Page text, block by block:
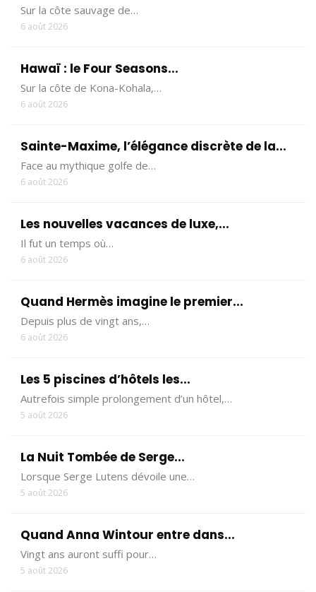
Sur la côte sauvage de…
6 août 2026
Hawaï : le Four Seasons...
Sur la côte de Kona-Kohala,…
6 août 2026
Sainte-Maxime, l’élégance discrète de la...
Face au mythique golfe de…
6 août 2026
Les nouvelles vacances de luxe,...
Il fut un temps où…
6 août 2026
Quand Hermès imagine le premier...
Depuis plus de vingt ans,…
6 août 2026
Les 5 piscines d’hôtels les...
Autrefois simple prolongement d’un hôtel,…
5 août 2026
La Nuit Tombée de Serge...
Lorsque Serge Lutens dévoile une…
5 août 2026
Quand Anna Wintour entre dans...
Vingt ans auront suffi pour…
5 août 2026